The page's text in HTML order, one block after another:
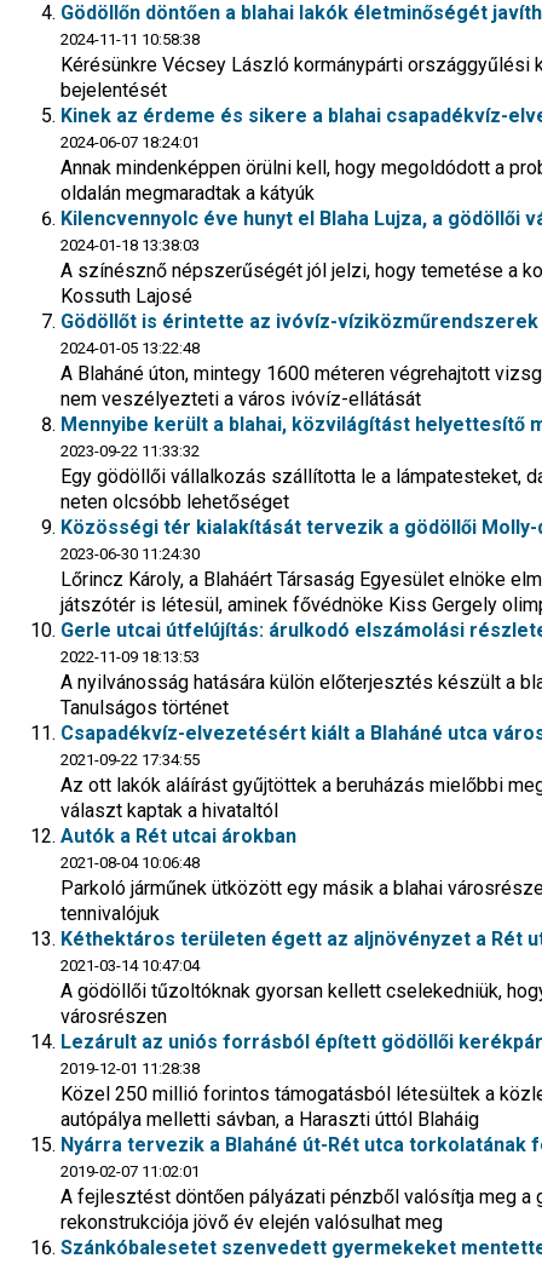
Gödöllőn döntően a blahai lakók életminőségét
2024-11-11 10:58:38
Kérésünkre Vécsey László kormánypárti
bejelentését
Kinek az érdeme és sikere a blahai csapadékvíz-
2024-06-07 18:24:01
Annak mindenképpen örülni kell, hogy megoldódott a
oldalán megmaradtak a kátyúk
Kilencvennyolc éve hunyt el Blaha Lujza, a gödöllői
2024-01-18 13:38:03
A színésznő népszerűségét jól jelzi, hogy temetése a
Kossuth Lajosé
Gödöllőt is érintette az ivóvíz-
2024-01-05 13:22:48
A Blaháné úton, mintegy 1600 méteren végrehajtott
nem veszélyezteti a város ivóvíz-ellátását
Mennyibe került a blahai, közvilágítást helyettesítő
2023-09-22 11:33:32
Egy gödöllői vállalkozás szállította le a lámpatesteket,
neten olcsóbb lehetőséget
Közösségi tér kialakítását tervezik a gödöllői
2023-06-30 11:24:30
Lőrincz Károly, a Blaháért Társaság Egyesület elnöke
játszótér is létesül, aminek fővédnöke Kiss Gergely
Gerle utcai útfelújítás: árulkodó elszámolási
2022-11-09 18:13:53
A nyilvánosság hatására külön előterjesztés készült a
Tanulságos történet
Csapadékvíz-elvezetésért kiált a Blaháné utca
2021-09-22 17:34:55
Az ott lakók aláírást gyűjtöttek a beruházás mielőbbi
választ kaptak a hivataltól
Autók a Rét utcai árokban
2021-08-04 10:06:48
Parkoló járműnek ütközött egy másik a blahai
tennivalójuk
Kéthektáros területen égett az aljnövényzet a Rét
2021-03-14 10:47:04
A gödöllői tűzoltóknak gyorsan kellett cselekedniük,
városrészen
Lezárult az uniós forrásból épített gödöllői
2019-12-01 11:28:38
Közel 250 millió forintos támogatásból létesültek a
autópálya melletti sávban, a Haraszti úttól Blaháig
Nyárra tervezik a Blaháné út-Rét utca torkolatának
2019-02-07 11:02:01
A fejlesztést döntően pályázati pénzből valósítja meg a
rekonstrukciója jövő év elején valósulhat meg
Szánkóbalesetet szenvedett gyermekeket